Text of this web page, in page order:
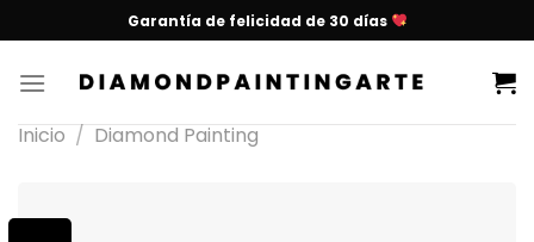
Garantía de felicidad de 30 días
Inicio / Diamond Painting